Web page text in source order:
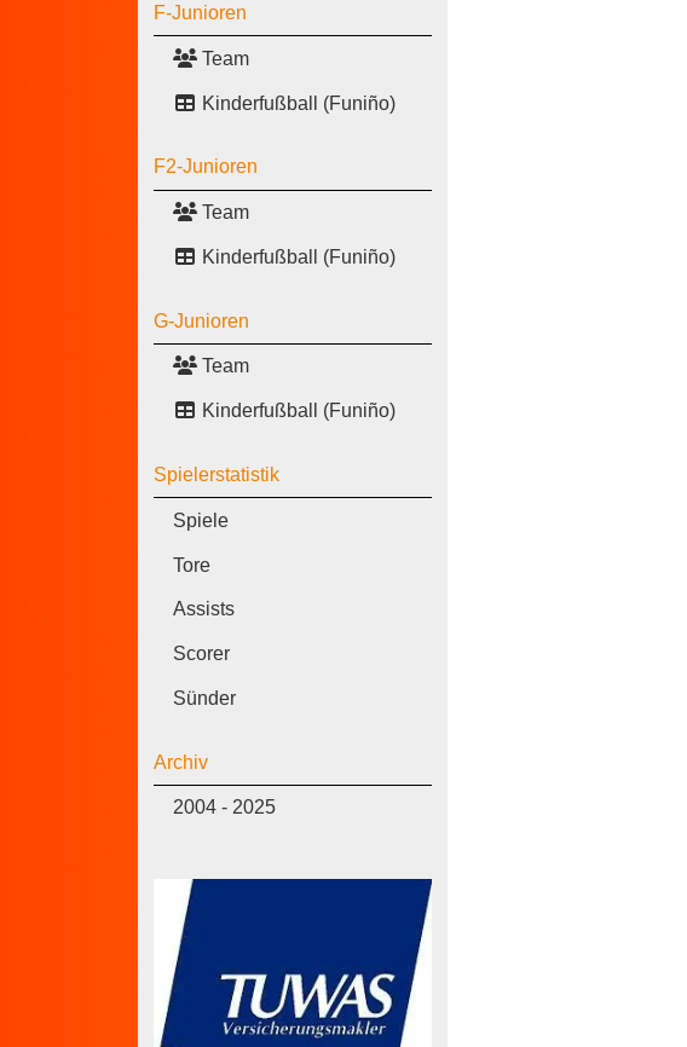
F-Junioren
Team
Kinderfußball (Funiño)
F2-Junioren
Team
Kinderfußball (Funiño)
G-Junioren
Team
Kinderfußball (Funiño)
Spielerstatistik
Spiele
Tore
Assists
Scorer
Sünder
Archiv
2004 - 2025